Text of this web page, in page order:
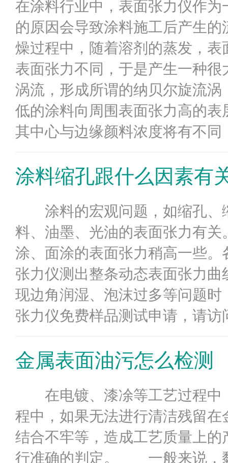
在涂料行业中，表面张力仪作
的原因会导致涂料施工后产生
燥过程中，随着溶剂的蒸发，
表面张力不同，于是产生一种
涡流，形成所谓的纳贝尔旋流
低的涂料向周围表面张力高的
其中心与边缘颜料浓度将有不同
涂料缩孔跟什么因素有
涂料的宏观问题，如缩孔、
料、油墨、光油的表面张力有
涂、面涂的表面张力稍高一些
张力仪测出整条动态表面张力
现边角润湿、泡沫过多等问题
张力仪免费样品测试申请，请
金属表面油污怎么检测
在电镀、漆凃等工艺过程中
程中，如果无法进行清洁残留
结合不牢等，造成工艺质量上
行准确的判定。 一般来说，